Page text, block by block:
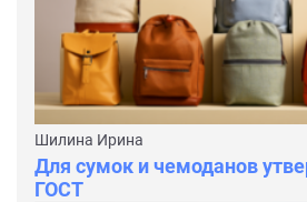
Шилина Ирина
Для сумок и чемоданов
ГОСТ